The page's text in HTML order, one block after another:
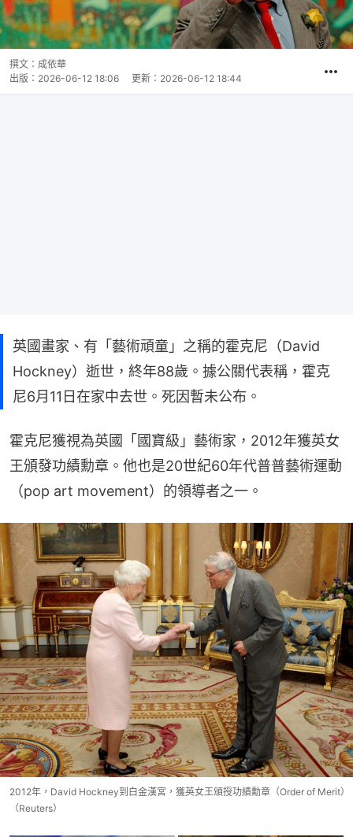
撰文： 成依華
出版： 2026-06-12 18:06 更新： 2026-06-12 18:44
英國畫家、有「藝術頑童」之稱的霍克尼（David
Hockney）逝世，終年88歲。據公關代表稱，霍克
尼6月11日在家中去世。死因暫未公布。
霍克尼獲視為英國「國寶級」藝術家，2012年獲英女
王頒發功績勳章。他也是20世紀60年代普普藝術運動
（pop art movement）的領導者之一。
2012年，David Hockney到白金漢宮，獲英女王頒授功績勳章（Order of Merit）
（Reuters）